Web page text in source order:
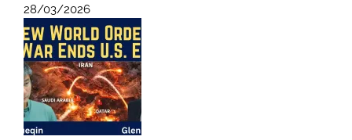
28/03/2026